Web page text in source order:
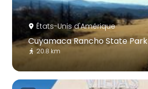
États-Unis d'Amérique
Cuyamaca Rancho State Park
20.8 km